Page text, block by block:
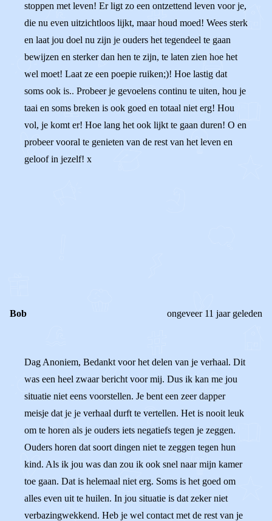
stoppen met leven! Er ligt zo een ontzettend leven voor je,
die nu even uitzichtloos lijkt, maar houd moed! Wees sterk
en laat jou doel nu zijn je ouders het tegendeel te gaan
bewijzen en sterker dan hen te zijn, te laten zien hoe het
wel moet! Laat ze een poepie ruiken;)! Hoe lastig dat
soms ook is.. Probeer je gevoelens continu te uiten, hou je
taai en soms breken is ook goed en totaal niet erg! Hou
vol, je komt er! Hoe lang het ook lijkt te gaan duren! O en
probeer vooral te genieten van de rest van het leven en
geloof in jezelf! x
Bob ongeveer 11 jaar geleden
Dag Anoniem, Bedankt voor het delen van je verhaal. Dit
was een heel zwaar bericht voor mij. Dus ik kan me jou
situatie niet eens voorstellen. Je bent een zeer dapper
meisje dat je je verhaal durft te vertellen. Het is nooit leuk
om te horen als je ouders iets negatiefs tegen je zeggen.
Ouders horen dat soort dingen niet te zeggen tegen hun
kind. Als ik jou was dan zou ik ook snel naar mijn kamer
toe gaan. Dat is helemaal niet erg. Soms is het goed om
alles even uit te huilen. In jou situatie is dat zeker niet
verbazingwekkend. Heb je wel contact met de rest van je